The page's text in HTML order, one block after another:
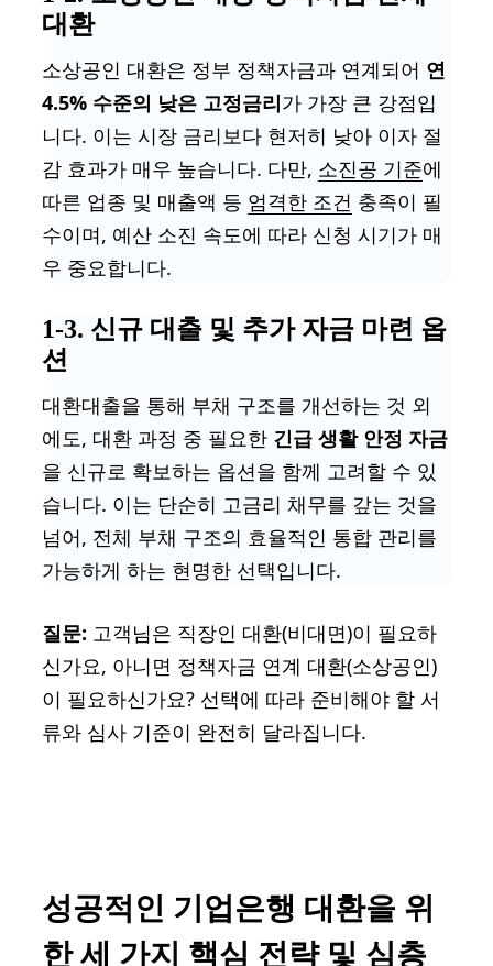
대환
소상공인 대환은 정부 정책자금과 연계되어 연
4.5% 수준의 낮은 고정금리가 가장 큰 강점입
니다. 이는 시장 금리보다 현저히 낮아 이자 절
감 효과가 매우 높습니다. 다만, 소진공 기준에
따른 업종 및 매출액 등 엄격한 조건 충족이 필
수이며, 예산 소진 속도에 따라 신청 시기가 매
우 중요합니다.
1-3. 신규 대출 및 추가 자금 마련 옵
션
대환대출을 통해 부채 구조를 개선하는 것 외
에도, 대환 과정 중 필요한 긴급 생활 안정 자금
을 신규로 확보하는 옵션을 함께 고려할 수 있
습니다. 이는 단순히 고금리 채무를 갚는 것을
넘어, 전체 부채 구조의 효율적인 통합 관리를
가능하게 하는 현명한 선택입니다.
질문: 고객님은 직장인 대환(비대면)이 필요하
신가요, 아니면 정책자금 연계 대환(소상공인)
이 필요하신가요? 선택에 따라 준비해야 할 서
류와 심사 기준이 완전히 달라집니다.
성공적인 기업은행 대환을 위
한 세 가지 핵심 전략 및 심층